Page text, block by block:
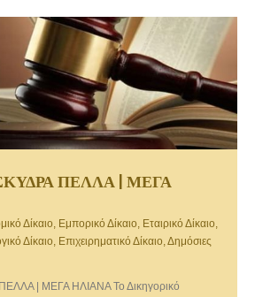
ΠΕΛΛΑ | ΜΕΓΑ
Δίκαιο, Εμπορικό Δίκαιο, Εταιρικό Δίκαιο,
Δίκαιο, Επιχειρηματικό Δίκαιο, Δημόσιες
| ΜΕΓΑ ΗΛΙΑΝΑ Το Δικηγορικό